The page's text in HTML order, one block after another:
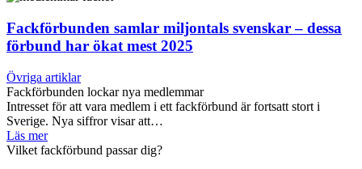
Fackförbunden samlar miljontals svenskar – dessa
förbund har ökat mest 2025
Övriga artiklar
Fackförbunden lockar nya medlemmar
Intresset för att vara medlem i ett fackförbund är fortsatt stort i
Sverige. Nya siffror visar att…
Läs mer
Vilket fackförbund passar dig?